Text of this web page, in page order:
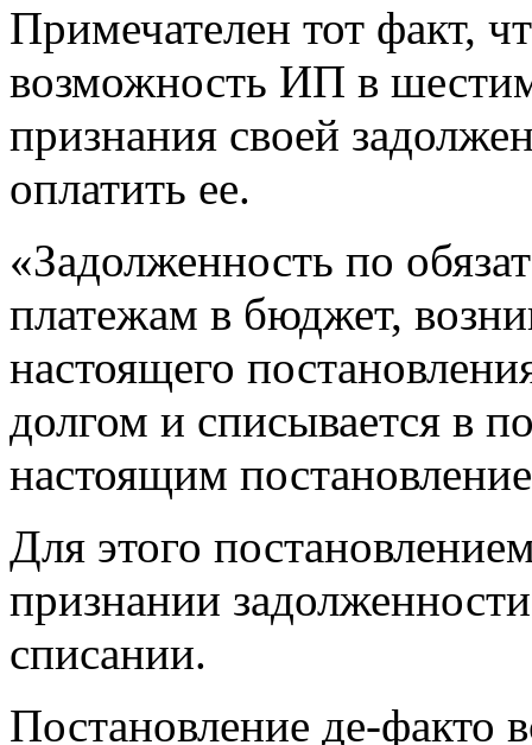
Примечателен тот факт,
возможность ИП в
признания своей
оплатить ее.
«Задолженность по
платежам в бюджет,
настоящего
долгом и списывается в
настоящим
Для этого
признании
списании.
Постановление де-факто